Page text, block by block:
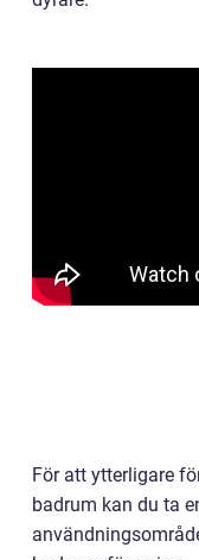
För att ytterligare
badrum kan du ta